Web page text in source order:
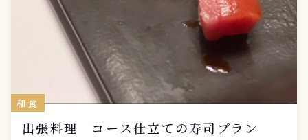
和食
出張料理 コース仕立ての寿司プラン